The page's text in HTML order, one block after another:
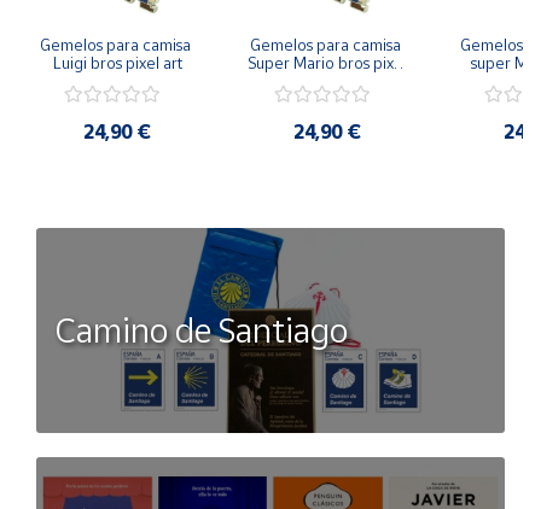
Gemelos para camisa
Luigi bros pixel art
24,90 €
Gemelos para camisa
Super Mario bros pixel
24,90 €
Gemelos
super
Camino de Santiago